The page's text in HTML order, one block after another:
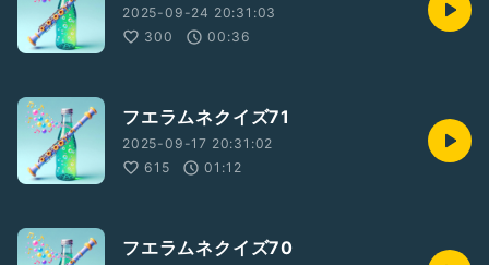
2025-09-24 20:31:03
300
00:36
フエラムネクイズ71
2025-09-17 20:31:02
615
01:12
フエラムネクイズ70